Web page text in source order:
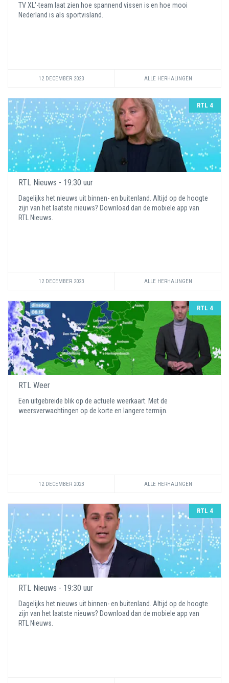
TV XL'-team laat zien hoe spannend vissen is en hoe mooi
Nederland is als sportvisland.
12 DECEMBER 2023 ALLE HERHALINGEN
RTL 4
RTL Nieuws - 19:30 uur
Dagelijks het nieuws uit binnen- en buitenland. Altijd op de hoogte
zijn van het laatste nieuws? Download dan de mobiele app van
RTL Nieuws.
12 DECEMBER 2023 ALLE HERHALINGEN
RTL 4
RTL Weer
Een uitgebreide blik op de actuele weerkaart. Met de
weersverwachtingen op de korte en langere termijn.
12 DECEMBER 2023 ALLE HERHALINGEN
RTL 4
RTL Nieuws - 19:30 uur
Dagelijks het nieuws uit binnen- en buitenland. Altijd op de hoogte
zijn van het laatste nieuws? Download dan de mobiele app van
RTL Nieuws.